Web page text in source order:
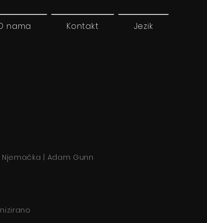
nama Kontakt Jezik
Njemačka | Adam Gunn